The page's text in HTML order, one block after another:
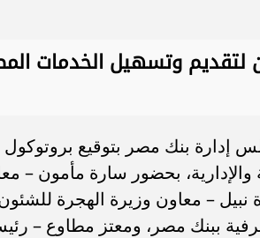
وتسهيل الخدمات
بنك مصر بتوقيع بروتوكول
والإدارية، بحضور سارة مأمون –
– معاون وزيرة الهجرة للشئون
ببنك مصر، ومعتز مطاوع –